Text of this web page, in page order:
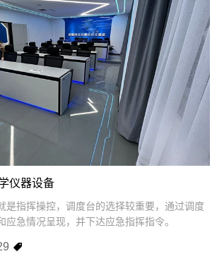
仪器设备
是指挥操控，调度台的选择较重要，通过调度
应急情况呈现，并下达应急指挥指令。